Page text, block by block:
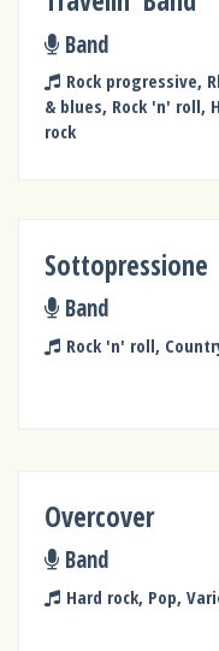
Band
Rock progressive,
& blues, Rock 'n' roll,
rock
Sottopressione
Band
Rock 'n' roll,
Overcover
Band
Hard rock, Pop,